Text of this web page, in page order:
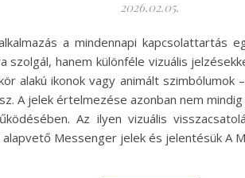
2026.02.05.
a mindennapi kapcsolattartás
hanem különféle vizuális
alakú ikonok vagy animált
A jelek értelmezése azonban nem
Az ilyen vizuális
Messenger jelek és jelentésük A